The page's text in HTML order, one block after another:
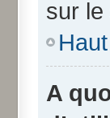
sur le
Haut
A